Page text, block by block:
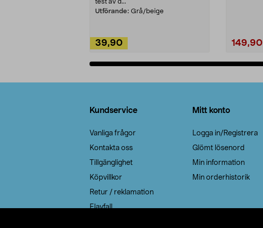
test av d...
Utförande: Grå/beige
39,90 149,90
Kundservice
Vanliga frågor
Kontakta oss
Tillgänglighet
Köpvillkor
Retur / reklamation
Elavfall
Mitt konto
Logga in/Registrera
Glömt lösenord
Min information
Min orderhistorik